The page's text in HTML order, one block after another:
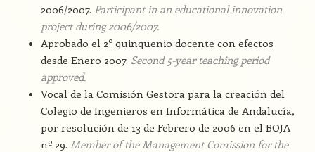
2006/2007. Participant in an educational innovation
project during 2006/2007.
Aprobado el 2º quinquenio docente con efectos
desde Enero 2007. Second 5-year teaching period
approved.
Vocal de la Comisión Gestora para la creación del
Colegio de Ingenieros en Informática de Andalucía,
por resolución de 13 de Febrero de 2006 en el BOJA
nº 29. Member of the Management Comission for the